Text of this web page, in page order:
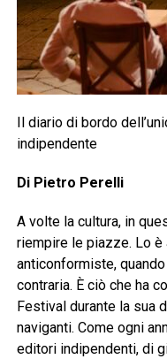
Il diario di bordo
indipendente
Di Pietro Perelli
A volte la cultura, in
riempire le piazze. Lo è
anticonformiste,
contraria. È ciò che ha
Festival durante la sua
naviganti. Come ogni
editori indipendenti, di